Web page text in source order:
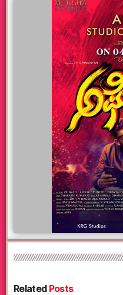
RelatedPosts